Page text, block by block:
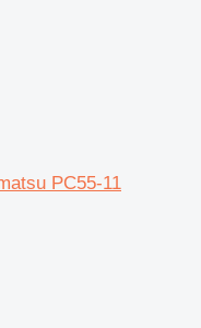
PC55-11